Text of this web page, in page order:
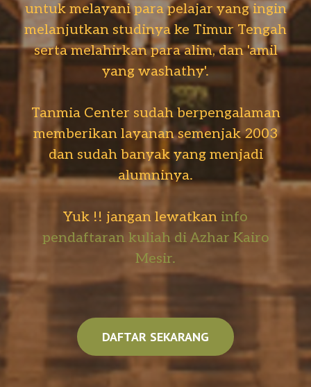
untuk melayani para pelajar yang ingin
melanjutkan studinya ke Timur Tengah
serta melahirkan para alim, dan 'amil
yang washathy'.
Tanmia Center sudah berpengalaman
memberikan layanan semenjak 2003
dan sudah banyak yang menjadi
alumninya.
Yuk !! jangan lewatkan info
pendaftaran kuliah di Azhar Kairo
Mesir.
DAFTAR SEKARANG